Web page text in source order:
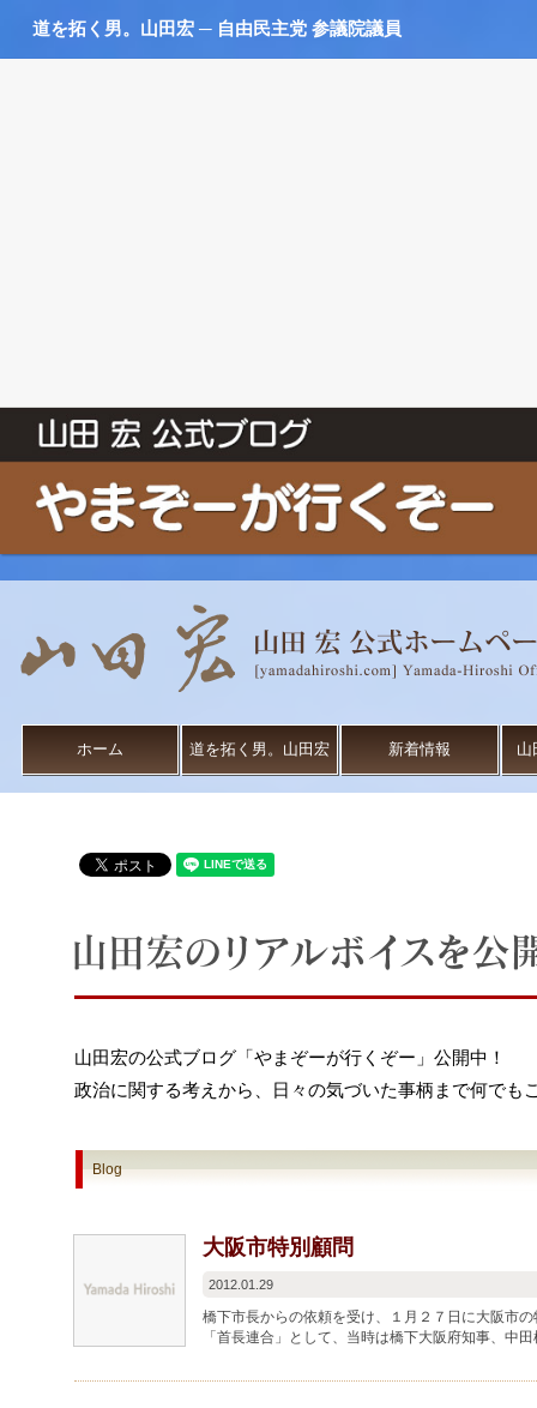
道を拓く男。山田宏 ─ 自由民主党 参議院議員
ホーム 道を拓く男。山田宏 新着情報 山
山田宏の公式ブログ「やまぞーが行くぞー」公開中！
政治に関する考えから、日々の気づいた事柄まで何でも
Blog
大阪市特別顧問
2012.01.29
橋下市長からの依頼を受け、１月２７日に大阪市
「首長連合」として、当時は橋下大阪府知事、中